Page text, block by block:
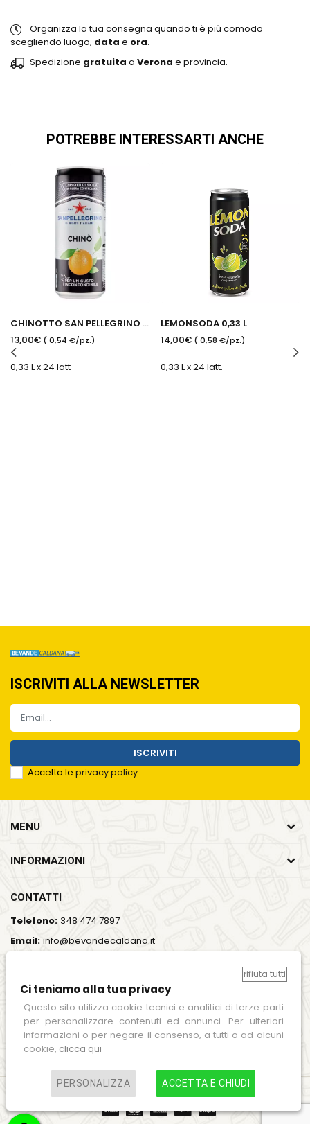
Organizza la tua consegna quando ti è più comodo
scegliendo luogo, data e ora.
Spedizione gratuita a Verona e provincia.
POTREBBE INTERESSARTI ANCHE
CHINOTTO SAN PELLEGRINO 0,33 L
13,00€ ( 0,54 €/pz.)
0,33 L x 24 latt
LEMONSODA 0,33 L
14,00€ ( 0,58 €/pz.)
0,33 L x 24 latt.
ISCRIVITI ALLA NEWSLETTER
ISCRIVITI
Accetto le privacy policy
CONTATTI
Telefono: 348 474 7897
Email: info@bevandecaldana.it
Orari: Lun - Ven / 7:00 - 18:00
MENU
INFORMAZIONI
SEGUICI SUI SOCIAL
rifiuta tutti
Ci teniamo alla tua privacy
Questo sito utilizza cookie tecnici e analitici di terze parti
per personalizzare contenuti ed annunci. Per ulteriori
informazioni o per negare il consenso, a tutti o ad alcuni
cookie, clicca qui
PERSONALIZZA ACCETTA E CHIUDI